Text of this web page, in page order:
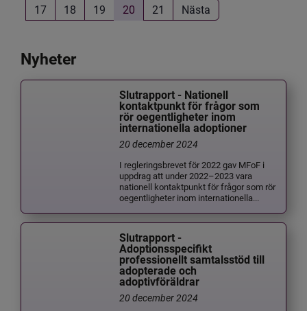
17
18 19 20 21 Nästa
Nyheter
Slutrapport - Nationell
kontaktpunkt för frågor som
rör oegentligheter inom
internationella adoptioner
20 december 2024
I regleringsbrevet för 2022 gav MFoF i
uppdrag att under 2022–2023 vara
nationell kontaktpunkt för frågor som rör
oegentligheter inom internationella...
Slutrapport -
Adoptionsspecifikt
professionellt samtalsstöd till
adopterade och
adoptivföräldrar
20 december 2024